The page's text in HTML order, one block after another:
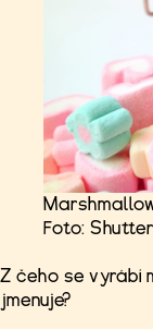
Foto:
Z čeho se vyrábí
jmenuje?